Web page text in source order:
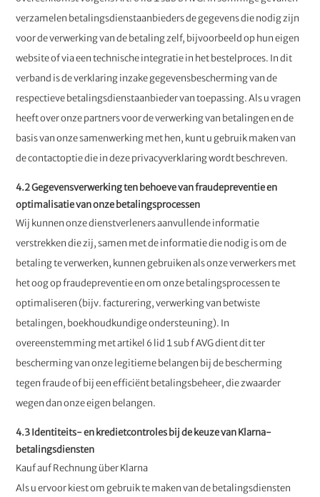
verzamelen betalingsdienstaanbieders de gegevens die nodig zijn
voor de verwerking van de betaling zelf, bijvoorbeeld op hun eigen
website of via een technische integratie in het bestelproces. In dit
verband is de verklaring inzake gegevensbescherming van de
respectieve betalingsdienstaanbieder van toepassing. Als u vragen
heeft over onze partners voor de verwerking van betalingen en de
basis van onze samenwerking met hen, kunt u gebruik maken van
de contactoptie die in deze privacyverklaring wordt beschreven.
4.2 Gegevensverwerking ten behoeve van fraudepreventie en
optimalisatie van onze betalingsprocessen
Wij kunnen onze dienstverleners aanvullende informatie
verstrekken die zij, samen met de informatie die nodig is om de
betaling te verwerken, kunnen gebruiken als onze verwerkers met
het oog op fraudepreventie en om onze betalingsprocessen te
optimaliseren (bijv. facturering, verwerking van betwiste
betalingen, boekhoudkundige ondersteuning). In
overeenstemming met artikel 6 lid 1 sub f AVG dient dit ter
bescherming van onze legitieme belangen bij de bescherming
tegen fraude of bij een efficiënt betalingsbeheer, die zwaarder
wegen dan onze eigen belangen.
4.3 Identiteits- en kredietcontroles bij de keuze van Klarna-
betalingsdiensten
Kauf auf Rechnung über Klarna
Als u ervoor kiest om gebruik te maken van de betalingsdiensten